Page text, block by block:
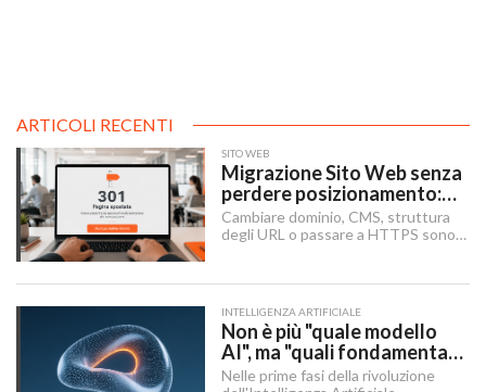
ARTICOLI RECENTI
SITO WEB
Migrazione Sito Web senza
perdere posizionamento:
Redirect 301, URL e
Checklist SEO
Cambiare dominio, CMS, struttura
degli URL o passare a HTTPS sono i
ricerca.
INTELLIGENZA ARTIFICIALE
Non è più "quale modello
AI", ma "quali fondamenta":
dati, infrastruttura,
Nelle prime fasi della rivoluzione